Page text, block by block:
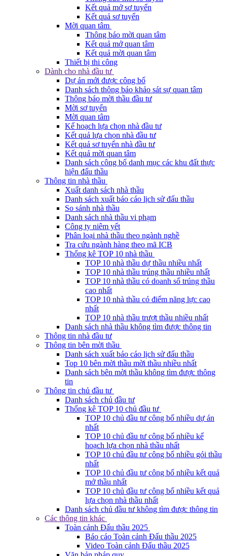
Kết quả mở sơ tuyển
Kết quả sơ tuyển
Mời quan tâm
Thông báo mời quan tâm
Kết quả mở quan tâm
Kết quả mời quan tâm
Thiết bị thi công
Dành cho nhà đầu tư
Dự án mới được công bố
Danh sách thông báo khảo sát sự quan tâm
Thông báo mời thầu đầu tư
Mời sơ tuyển
Mời quan tâm
Kế hoạch lựa chọn nhà đầu tư
Kết quả lựa chọn nhà đầu tư
Kết quả sơ tuyển nhà đầu tư
Kết quả mời quan tâm
Danh sách công bố danh mục các khu đất thực
hiện đấu thầu
Thông tin nhà thầu
Xuất danh sách nhà thầu
Danh sách xuất báo cáo lịch sử đấu thầu
So sánh nhà thầu
Danh sách nhà thầu vi phạm
Công ty niêm yết
Phân loại nhà thầu theo ngành nghề
Tra cứu ngành hàng theo mã ICB
Thống kê TOP 10 nhà thầu
TOP 10 nhà thầu dự thầu nhiều nhất
TOP 10 nhà thầu trúng thầu nhiều nhất
TOP 10 nhà thầu có doanh số trúng thầu
cao nhất
TOP 10 nhà thầu có điểm năng lực cao
nhất
TOP 10 nhà thầu trượt thầu nhiều nhất
Danh sách nhà thầu không tìm được thông tin
Thông tin nhà đầu tư
Thông tin bên mời thầu
Danh sách xuất báo cáo lịch sử đấu thầu
Top 10 bên mời thầu mời thầu nhiều nhất
Danh sách bên mời thầu không tìm được thông
tin
Thông tin chủ đầu tư
Danh sách chủ đầu tư
Thống kê TOP 10 chủ đầu tư
TOP 10 chủ đầu tư công bố nhiều dự án
nhất
TOP 10 chủ đầu tư công bố nhiều kế
hoạch lựa chọn nhà thầu nhất
TOP 10 chủ đầu tư công bố nhiều gói thầu
nhất
TOP 10 chủ đầu tư công bố nhiều kết quả
mở thầu nhất
TOP 10 chủ đầu tư công bố nhiều kết quả
lựa chọn nhà thầu nhất
Danh sách chủ đầu tư không tìm được thông tin
Các thông tin khác
Toàn cảnh Đấu thầu 2025
Báo cáo Toàn cảnh Đấu thầu 2025
Video Toàn cảnh Đấu thầu 2025